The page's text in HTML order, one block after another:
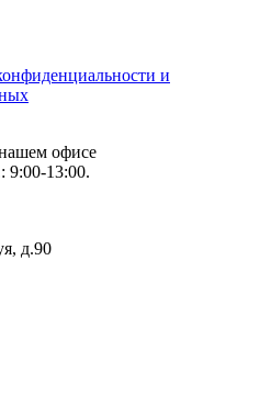
и
офисе
9:00-13:00.
д.90